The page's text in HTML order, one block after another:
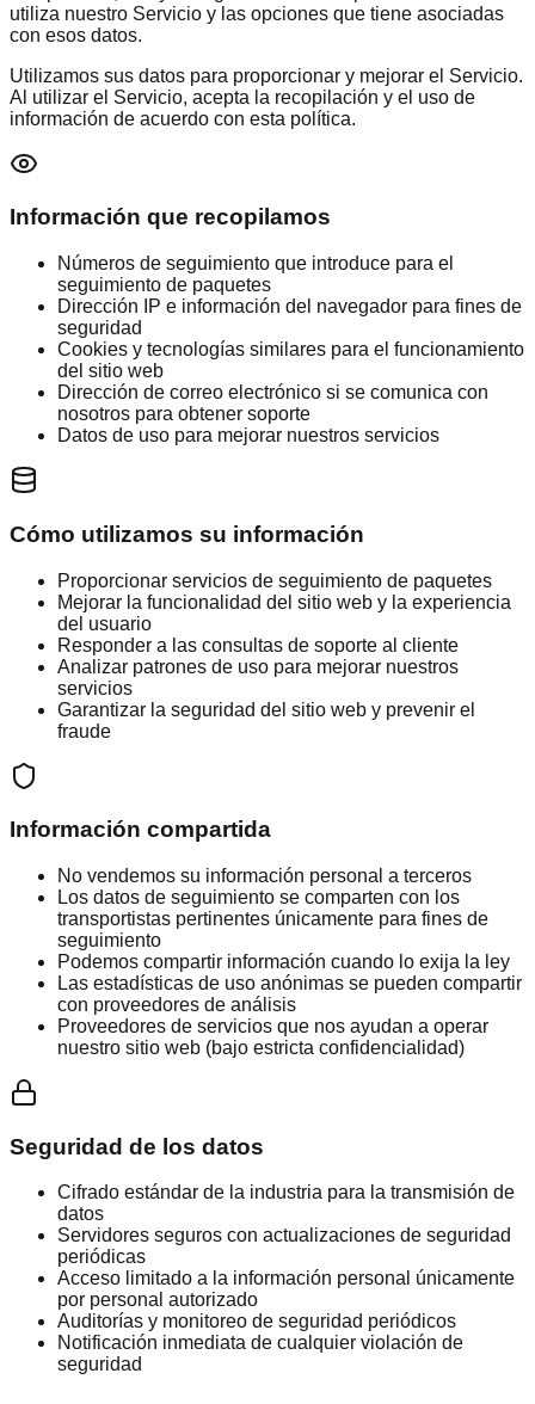
utiliza nuestro Servicio y las opciones que tiene asociadas
con esos datos.
Utilizamos sus datos para proporcionar y mejorar el Servicio.
Al utilizar el Servicio, acepta la recopilación y el uso de
información de acuerdo con esta política.
Información que recopilamos
Números de seguimiento que introduce para el
seguimiento de paquetes
Dirección IP e información del navegador para fines de
seguridad
Cookies y tecnologías similares para el funcionamiento
del sitio web
Dirección de correo electrónico si se comunica con
nosotros para obtener soporte
Datos de uso para mejorar nuestros servicios
Cómo utilizamos su información
Proporcionar servicios de seguimiento de paquetes
Mejorar la funcionalidad del sitio web y la experiencia
del usuario
Responder a las consultas de soporte al cliente
Analizar patrones de uso para mejorar nuestros
servicios
Garantizar la seguridad del sitio web y prevenir el
fraude
Información compartida
No vendemos su información personal a terceros
Los datos de seguimiento se comparten con los
transportistas pertinentes únicamente para fines de
seguimiento
Podemos compartir información cuando lo exija la ley
Las estadísticas de uso anónimas se pueden compartir
con proveedores de análisis
Proveedores de servicios que nos ayudan a operar
nuestro sitio web (bajo estricta confidencialidad)
Seguridad de los datos
Cifrado estándar de la industria para la transmisión de
datos
Servidores seguros con actualizaciones de seguridad
periódicas
Acceso limitado a la información personal únicamente
por personal autorizado
Auditorías y monitoreo de seguridad periódicos
Notificación inmediata de cualquier violación de
seguridad